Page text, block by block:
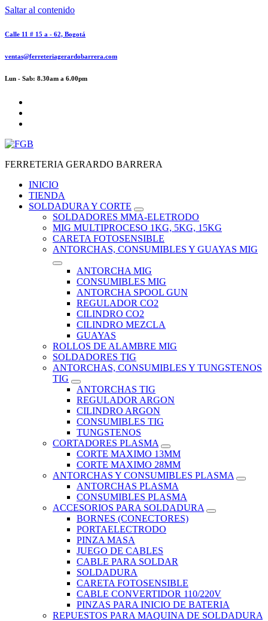
Saltar al contenido
Calle 11 # 15 a - 62, Bogotá
ventas@ferreteriagerardobarrera.com
Lun - Sab: 8.30am a 6.00pm
FERRETERIA GERARDO BARRERA
INICIO
TIENDA
SOLDADURA Y CORTE
SOLDADORES MMA-ELETRODO
MIG MULTIPROCESO 1KG, 5KG, 15KG
CARETA FOTOSENSIBLE
ANTORCHAS, CONSUMIBLES Y GUAYAS MIG
ANTORCHA MIG
CONSUMIBLES MIG
ANTORCHA SPOOL GUN
REGULADOR CO2
CILINDRO CO2
CILINDRO MEZCLA
GUAYAS
ROLLOS DE ALAMBRE MIG
SOLDADORES TIG
ANTORCHAS, CONSUMIBLES Y TUNGSTENOS
TIG
ANTORCHAS TIG
REGULADOR ARGON
CILINDRO ARGON
CONSUMIBLES TIG
TUNGSTENOS
CORTADORES PLASMA
CORTE MAXIMO 13MM
CORTE MAXIMO 28MM
ANTORCHAS Y CONSUMIBLES PLASMA
ANTORCHAS PLASMA
CONSUMIBLES PLASMA
ACCESORIOS PARA SOLDADURA
BORNES (CONECTORES)
PORTAELECTRODO
PINZA MASA
JUEGO DE CABLES
CABLE PARA SOLDAR
SOLDADURA
CARETA FOTOSENSIBLE
CABLE CONVERTIDOR 110/220V
PINZAS PARA INICIO DE BATERIA
REPUESTOS PARA MAQUINA DE SOLDADURA